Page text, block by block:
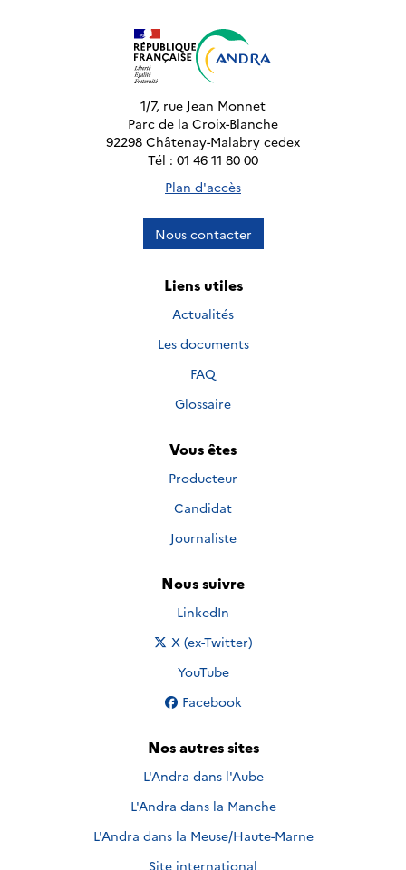
1/7, rue Jean Monnet
Parc de la Croix-Blanche
92298 Châtenay-Malabry cedex
Tél : 01 46 11 80 00
Plan d'accès
Nous contacter
Liens utiles
Actualités
Les documents
FAQ
Glossaire
Vous êtes
Producteur
Candidat
Journaliste
Nous suivre
Nous suivre sur
LinkedIn
Nous suivre sur
X (ex-Twitter)
Nous suivre sur
YouTube
Nous suivre sur
Facebook
Nos autres sites
L'Andra dans l'Aube
L'Andra dans la Manche
L'Andra dans la Meuse/Haute-Marne
Site international